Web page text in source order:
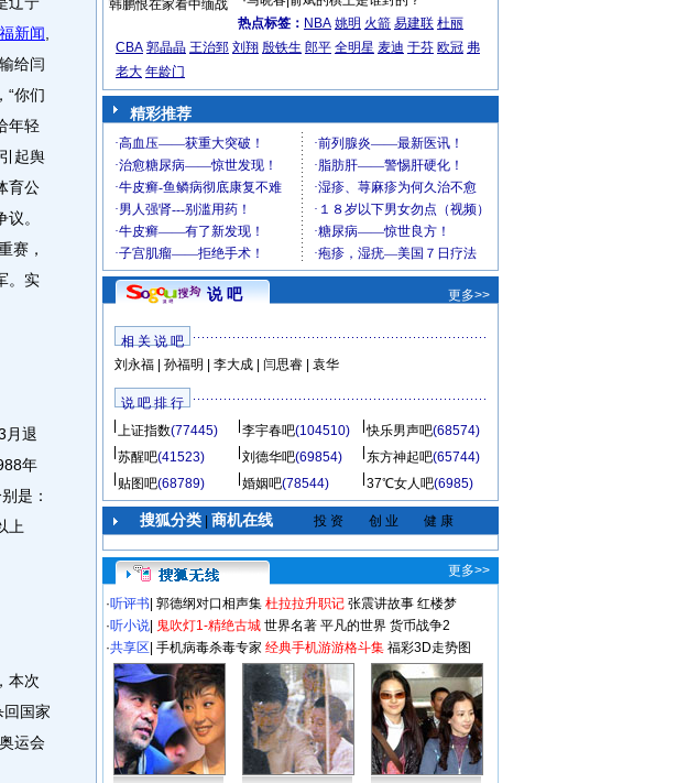
新闻
给闫
“你们
年轻
起舆
育公
。
赛，
。实
月退
年
是：
上
本次
国家
运会
韩鹏恨在家看中缅战
热点标签： NBA 姚明 火箭 易建联 杜丽
CBA 郭晶晶 王治郅 刘翔 殷铁生 郎平 全明星 麦迪 于芬 欧冠 弗
老大 年龄门
精彩推荐
说 吧 更多>>
相 关 说 吧
刘永福| 孙福明 李大成| 闫思睿 袁华
说 吧 排 行
上证指数(77445) 李宇春吧(104510) 快乐男声吧(68574)
苏醒吧(41523) 刘德华吧(69854) 东方神起吧(65744)
贴图吧(68789) 婚姻吧(78544) 37℃女人吧(6985)
搜狐分类| 商机在线 投 资 创 业 健 康
更多>>
·听评书 郭德纲对口相声集 杜拉拉升职记 张震讲故事 红楼梦
·听小说 鬼吹灯1-精绝古城 世界名著 平凡的世界 货币战争2
·共享区 手机病毒杀毒专家 经典手机游游格斗集 福彩3D走势图